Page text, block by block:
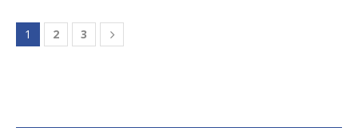
1 2 3